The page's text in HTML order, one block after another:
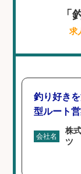
求
釣り好き
型ルート
会社名
株
ツ